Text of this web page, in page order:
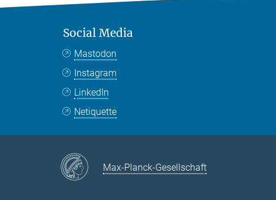
Social Media
Mastodon
Instagram
LinkedIn
Netiquette
Max-Planck-Gesellschaft